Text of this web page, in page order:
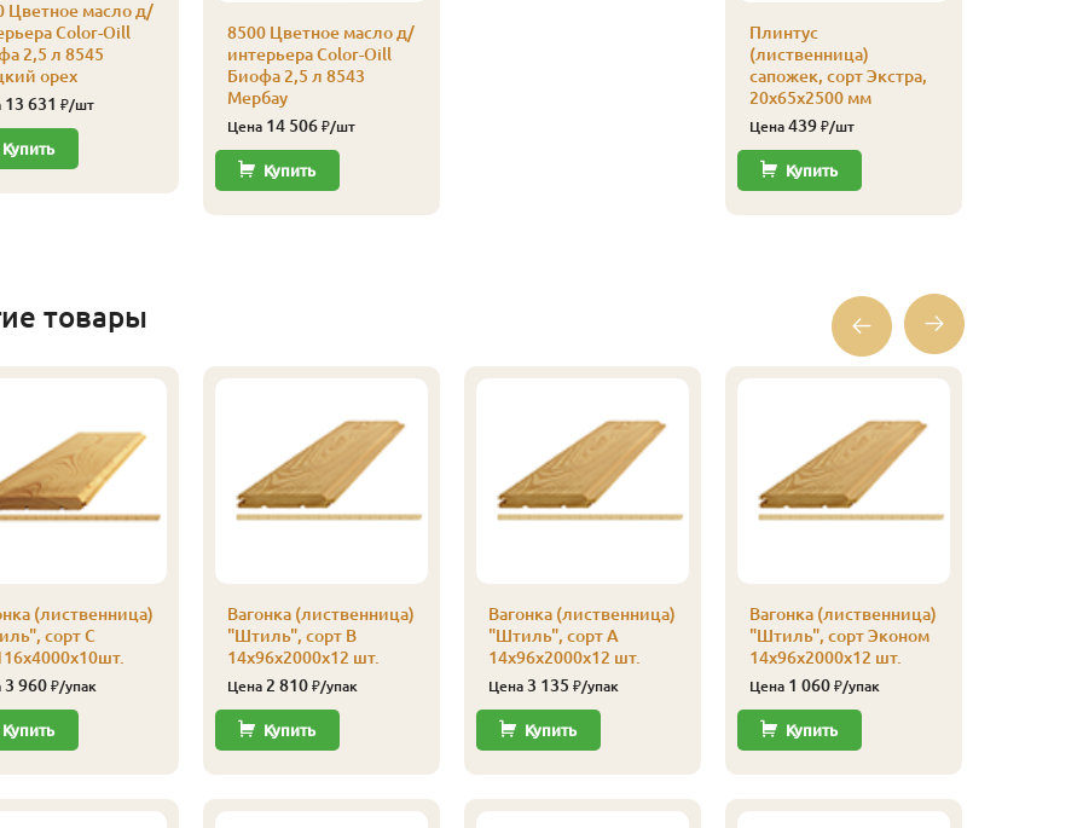
Цветное масло д/
Color-Oill
2,5 л 8545
орех
13 631 ₽/шт
Купить
8500 Цветное масло д/
интерьера Color-Oill
Биофа 2,5 л 8543
Мербау
Цена 14 506₽/шт
Купить
Плинтус
(лиственница)
сапожек, сорт Экстра,
20х65х2500 мм
Цена 439₽/шт
Купить
товары
(лиственница)
сорт С
3 960₽/упак
Купить
Вагонка (лиственница)
"Штиль", сорт В
14х96х2000х12 шт.
Цена 2 810₽/упак
Купить
Вагонка (лиственница)
"Штиль", сорт А
14х96х2000х12 шт.
Цена 3 135 ₽/упак
Купить
Вагонка (лиственница)
"Штиль", сорт Эконом
14х96х2000х12 шт.
Цена 1 060₽/упак
Купить